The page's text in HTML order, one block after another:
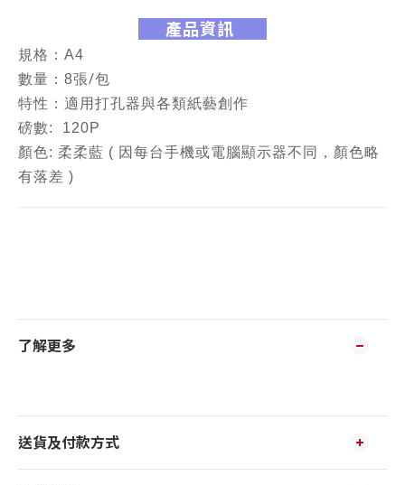
產品資訊
規格：A4
數量：8張/包
特性： 適用打孔器與各類紙藝創作
磅數: 120P
顏色: 柔柔藍 ( 因每台手機或電腦顯示器不同，顏色略
有落差 )
了解更多
送貨及付款方式